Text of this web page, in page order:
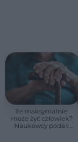
Ile maksymalnie
może żyć człowiek?
Naukowcy podali